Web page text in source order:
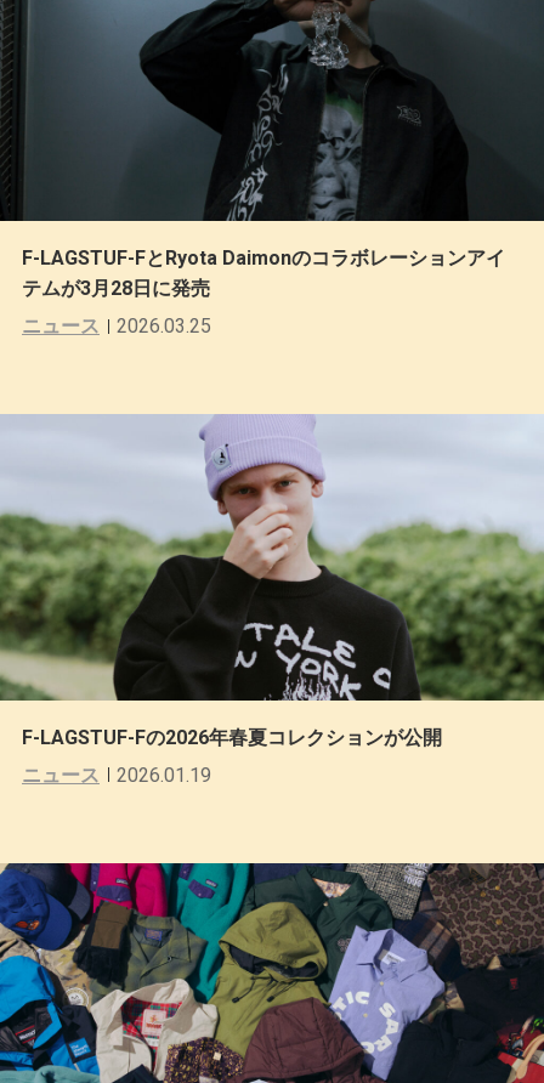
F-LAGSTUF-FとRyota Daimonのコラボレーションアイ
テムが3月28日に発売
ニュース
2026.03.25
F-LAGSTUF-Fの2026年春夏コレクションが公開
ニュース
2026.01.19